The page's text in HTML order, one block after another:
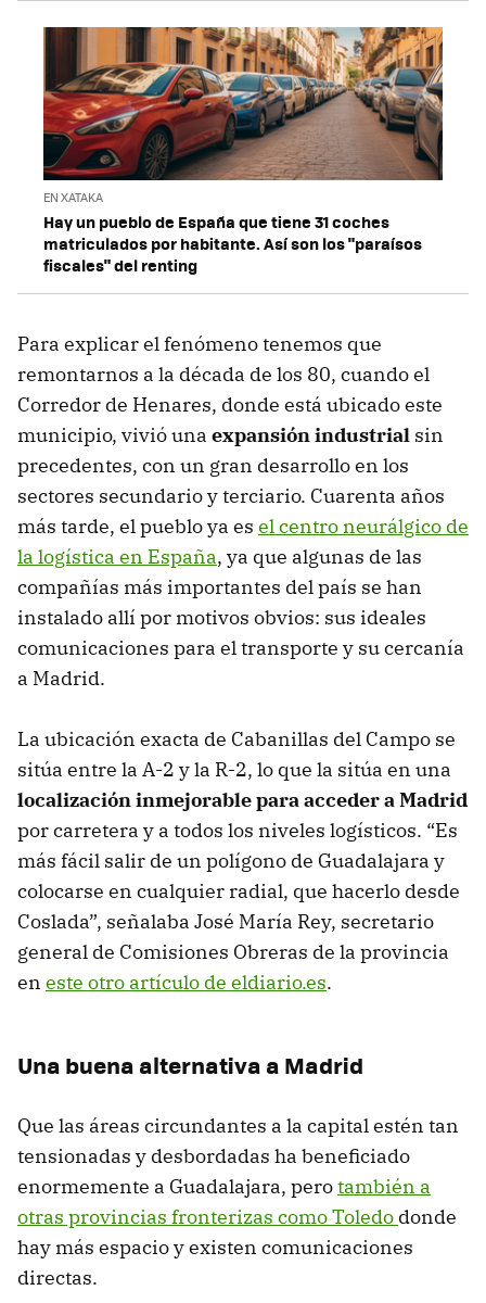
EN XATAKA
Hay un pueblo de España que tiene 31 coches
matriculados por habitante. Así son los "paraísos
fiscales" del renting
Para explicar el fenómeno tenemos que
remontarnos a la década de los 80, cuando el
Corredor de Henares, donde está ubicado este
municipio, vivió una expansión industrial sin
precedentes, con un gran desarrollo en los
sectores secundario y terciario. Cuarenta años
más tarde, el pueblo ya es el centro neurálgico de
la logística en España, ya que algunas de las
compañías más importantes del país se han
instalado allí por motivos obvios: sus ideales
comunicaciones para el transporte y su cercanía
a Madrid.
La ubicación exacta de Cabanillas del Campo se
sitúa entre la A-2 y la R-2, lo que la sitúa en una
localización inmejorable para acceder a Madrid
por carretera y a todos los niveles logísticos. “Es
más fácil salir de un polígono de Guadalajara y
colocarse en cualquier radial, que hacerlo desde
Coslada”, señalaba José María Rey, secretario
general de Comisiones Obreras de la provincia
en este otro artículo de eldiario.es.
Una buena alternativa a Madrid
Que las áreas circundantes a la capital estén tan
tensionadas y desbordadas ha beneficiado
enormemente a Guadalajara, perotambién a
otras provincias fronterizas como Toledo donde
hay más espacio y existen comunicaciones
directas.